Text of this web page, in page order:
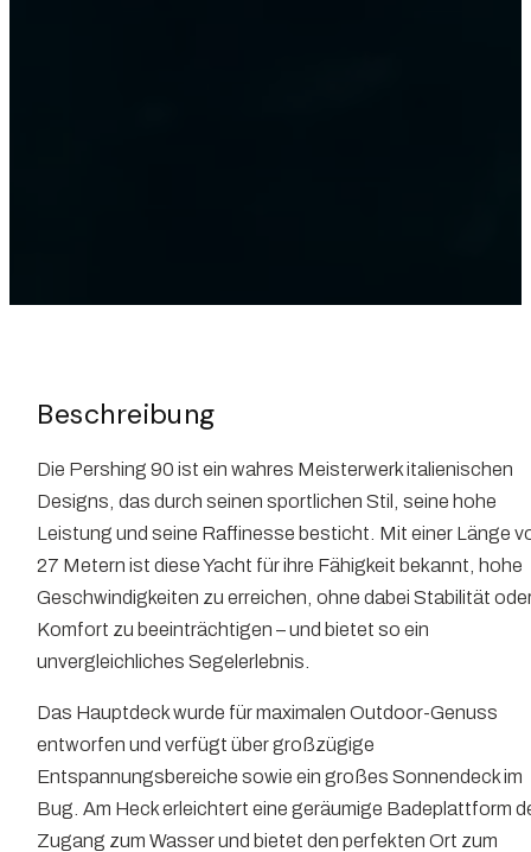
Beschreibung
Die Pershing 90 ist ein wahres Meisterwerk italienischen
Designs, das durch seinen sportlichen Stil, seine hohe
Leistung und seine Raffinesse besticht. Mit einer Länge
27 Metern ist diese Yacht für ihre Fähigkeit bekannt, hohe
Geschwindigkeiten zu erreichen, ohne dabei Stabilität
Komfort zu beeinträchtigen – und bietet so ein
unvergleichliches Segelerlebnis.
Das Hauptdeck wurde für maximalen Outdoor-Genuss
entworfen und verfügt über großzügige
Entspannungsbereiche sowie ein großes Sonnendeck im
Bug. Am Heck erleichtert eine geräumige Badeplattform
Zugang zum Wasser und bietet den perfekten Ort zum